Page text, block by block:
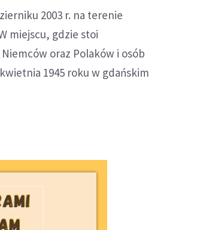
2003 r. na terenie
miejscu, gdzie stoi
oraz Polaków i osób
1945 roku w gdańskim